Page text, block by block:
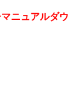
ニュアルダウ